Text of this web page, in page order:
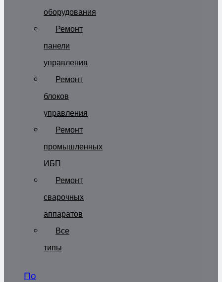
оборудования
Ремонт
панели
управления
Ремонт
блоков
управления
Ремонт
промышленных
ИБП
Ремонт
сварочных
аппаратов
Все
типы
По